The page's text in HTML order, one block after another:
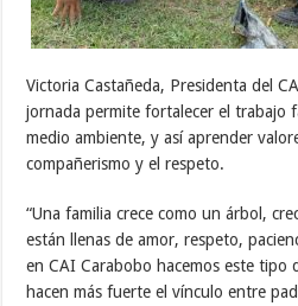
Victoria Castañeda, Presidenta del
jornada permite fortalecer el trabajo
medio ambiente, y así aprender
compañerismo y el respeto.
“Una familia crece como un árbol,
están llenas de amor, respeto,
en CAI Carabobo hacemos este tipo
hacen más fuerte el vínculo entre